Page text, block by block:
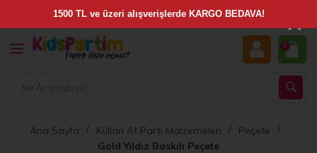
0
Ana Sayfa Kullan At Parti Malzemeleri
Peçete
Gold Yıldız Baskılı Peçete
×